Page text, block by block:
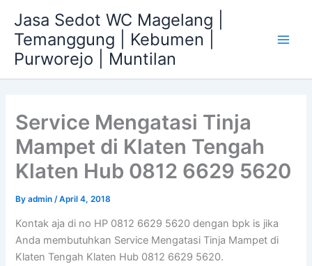
content
Jasa Sedot WC Magelang |
Temanggung | Kebumen |
Purworejo | Muntilan
Service Mengatasi Tinja
Mampet di Klaten Tengah
Klaten Hub 0812 6629 5620
Byadmin/April 4, 2018
Kontak aja di no HP 0812 6629 5620 dengan bpk is jika
Anda membutuhkan Service Mengatasi Tinja Mampet di
Klaten Tengah Klaten Hub 0812 6629 5620.